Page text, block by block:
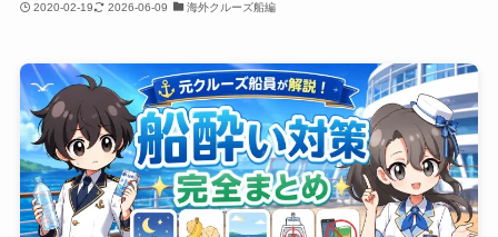
2020-02-19 2026-06-09 海外クルーズ船編